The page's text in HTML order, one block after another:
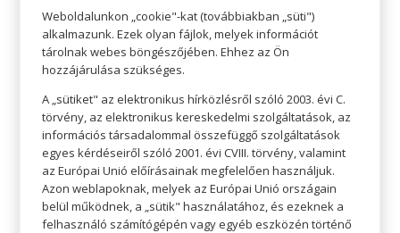
Weboldalunkon „cookie"-kat (továbbiakban „süti")
alkalmazunk. Ezek olyan fájlok, melyek információt
tárolnak webes böngészőjében. Ehhez az Ön
hozzájárulása szükséges.
A „sütiket" az elektronikus hírközlésről szóló 2003. évi C.
törvény, az elektronikus kereskedelmi szolgáltatások, az
információs társadalommal összefüggő szolgáltatások
egyes kérdéseiről szóló 2001. évi CVIII. törvény, valamint
az Európai Unió előírásainak megfelelően használjuk.
Azon weblapoknak, melyek az Európai Unió országain
belül működnek, a „sütik" használatához, és ezeknek a
felhasználó számítógépén vagy egyéb eszközén történő